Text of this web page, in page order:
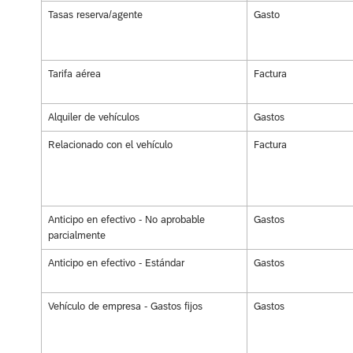
Tasas reserva/agente Gasto
Tarifa aérea Factura
Alquiler de vehículos Gastos
Relacionado con el vehículo Factura
Anticipo en efectivo - No aprobable
parcialmente
Gastos
Anticipo en efectivo - Estándar Gastos
Vehículo de empresa - Gastos fijos Gastos